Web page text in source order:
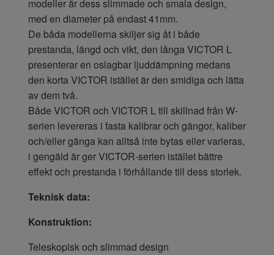
modeller är dess slimmade och smala design,
med en diameter på endast 41mm.
De båda modellerna skiljer sig åt i både
prestanda, längd och vikt, den långa VICTOR L
presenterar en oslagbar ljuddämpning medans
den korta VICTOR istället är den smidiga och lätta
av dem två.
Både VICTOR och VICTOR L till skillnad från W-
serien levereras i fasta kalibrar och gängor, kaliber
och/eller gänga kan alltså inte bytas eller varieras,
i gengäld är ger VICTOR-serien istället bättre
effekt och prestanda i förhållande till dess storlek.
Teknisk data:
Konstruktion:
Teleskopisk och slimmad design